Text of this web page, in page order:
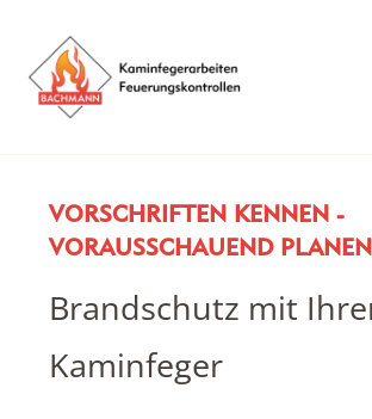
VORSCHRIFTEN KENNEN -
VORAUSSCHAUEND PLANEN
Brandschutz mit
Kaminfeger